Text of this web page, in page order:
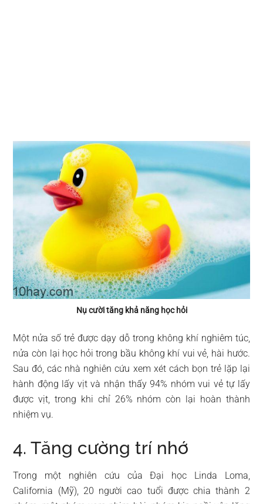
Nụ cười tăng khả năng học hỏi
Một nửa số trẻ được dạy dỗ trong không khí nghiêm túc,
nửa còn lại học hỏi trong bầu không khí vui vẻ, hài hước.
Sau đó, các nhà nghiên cứu xem xét cách bọn trẻ lặp lại
hành động lấy vịt và nhận thấy 94% nhóm vui vẻ tự lấy
được vịt, trong khi chỉ 26% nhóm còn lại hoàn thành
nhiệm vụ.
4. Tăng cường trí nhớ
Trong một nghiên cứu của Đại học Linda Loma,
California (Mỹ), 20 người cao tuổi được chia thành 2